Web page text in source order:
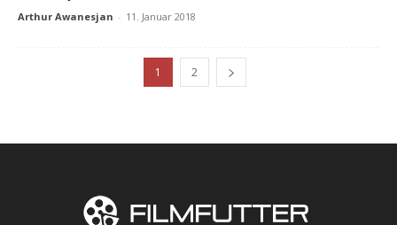
Arthur Awanesjan - 11. Januar 2018
1 2